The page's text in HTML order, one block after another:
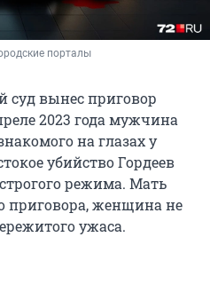
порталы
вынес приговор
2023 года мужчина
на глазах у
убийство Гордеев
режима. Мать
приговора, женщина не
ужаса.